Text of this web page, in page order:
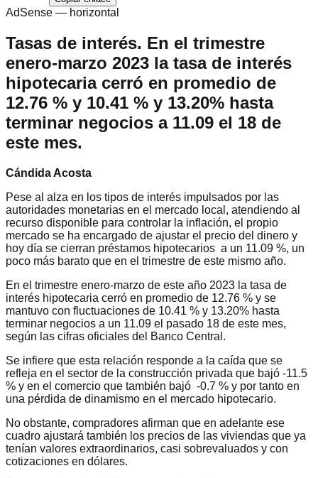
AdSense — horizontal
Tasas de interés. En el trimestre
enero-marzo 2023 la tasa de interés
hipotecaria cerró en promedio de
12.76 % y 10.41 % y 13.20% hasta
terminar negocios a 11.09 el 18 de
este mes.
Cándida Acosta
Pese al alza en los tipos de interés impulsados por las
autoridades monetarias en el mercado local, atendiendo al
recurso disponible para controlar la inflación, el propio
mercado se ha encargado de ajustar el precio del dinero y
hoy día se cierran préstamos hipotecarios a un 11.09 %, un
poco más barato que en el trimestre de este mismo año.
En el trimestre enero-marzo de este año 2023 la tasa de
interés hipotecaria cerró en promedio de 12.76 % y se
mantuvo con fluctuaciones de 10.41 % y 13.20% hasta
terminar negocios a un 11.09 el pasado 18 de este mes,
según las cifras oficiales del Banco Central.
Se infiere que esta relación responde a la caída que se
refleja en el sector de la construcción privada que bajó -11.5
% y en el comercio que también bajó -0.7 % y por tanto en
una pérdida de dinamismo en el mercado hipotecario.
No obstante, compradores afirman que en adelante ese
cuadro ajustará también los precios de las viviendas que ya
tenían valores extraordinarios, casi sobrevaluados y con
cotizaciones en dólares.